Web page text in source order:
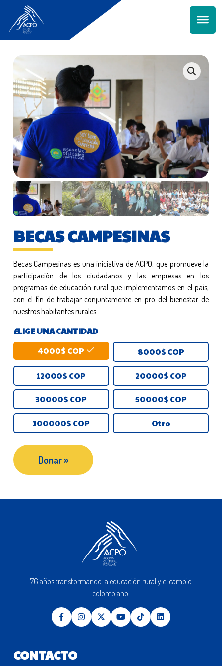
BECAS CAMPESINAS
Becas Campesinas es una iniciativa de ACPO, que promueve la
participación de los ciudadanos y las empresas en los
programas de educación rural que implementamos en el país,
con el fin de trabajar conjuntamente en pro del bienestar de
nuestros habitantes rurales.
ELIGE UNA CANTIDAD
4000$ COP 8000$ COP
12000$ COP 20000$ COP
30000$ COP 50000$ COP
100000$ COP Otro
Donar»
76 años transformando la educación rural y el cambio
colombiano.
CONTACTO